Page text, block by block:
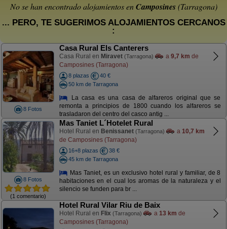
No se han encontrado alojamientos enCamposines(Tarragona)
... PERO, TE SUGERIMOS ALOJAMIENTOS CERCANOS
:
8 Fotos
Casa Rural Els Canterers
Casa Rural en Miravet (Tarragona) a 9,7 km de
Camposines (Tarragona)
8 plazas
40 €
50 km de Tarragona
La casa es una casa de alfareros original que se
remonta a principios de 1800 cuando los alfareros se
trasladaron del centro del casco antig ...
8 Fotos
(1 comentario)
Mas Taniet L´Hotelet Rural
Hotel Rural en Benissanet (Tarragona) a 10,7 km
de Camposines (Tarragona)
16+8 plazas
38 €
45 km de Tarragona
Mas Taniet, es un exclusivo hotel rural y familiar, de 8
habitaciones en el cual los aromas de la naturaleza y el
silencio se funden para br ...
Hotel Rural Vilar Riu de Baix
Hotel Rural en Flix (Tarragona) a 13 km de
Camposines (Tarragona)